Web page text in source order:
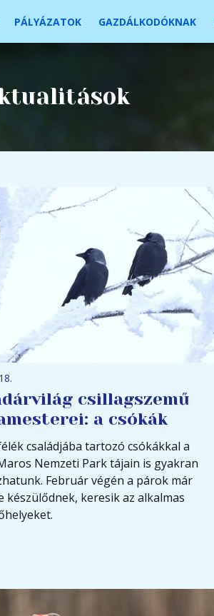
PÁLYÁZATOK GAZDÁLKODÓKNAK
csillagszemű
a csókák
családjába tartozó csókákkal a
Nemzeti Park tájain is gyakran
Február végén a párok már
készülődnek, keresik az alkalmas